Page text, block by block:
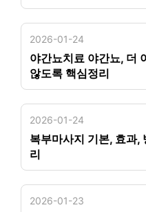
2026-01-24
야간뇨치료 야간뇨, 더
않도록 핵심정리
2026-01-24
복부마사지 기본, 효과,
리
2026-01-23